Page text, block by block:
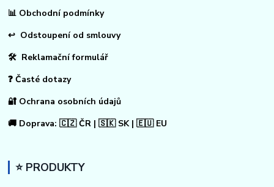
📊 Obchodní podmínky
↩ Odstoupení od smlouvy
🛠 Reklamační formulář
❓ Časté dotazy
🔐 Ochrana osobních údajů
🚚 Doprava: 🇨🇿 ČR | 🇸🇰 SK | 🇪🇺 EU
⭐ PRODUKTY